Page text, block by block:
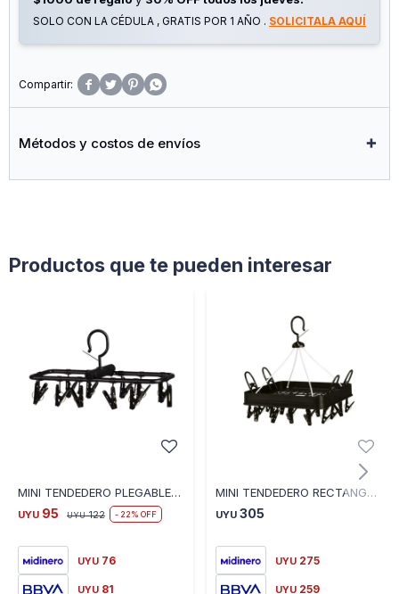
SOLO CON LA CÉDULA , GRATIS POR 1 AÑO . SOLICITALA AQUÍ
   
Métodos y costos de envíos
Productos que te pueden interesar
MINI TENDEDERO PLEGABLE NEGRO 12121006132
UYU 95 UYU 122 22
UYU 76
UYU 81
MINI TENDEDERO RECTANGULAR PLEGABLE NEGRO
UYU 305
UYU 275
UYU 259